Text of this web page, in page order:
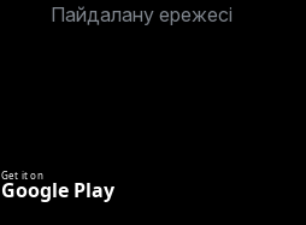
Пайдалану ережесі
Get it on
Google Play